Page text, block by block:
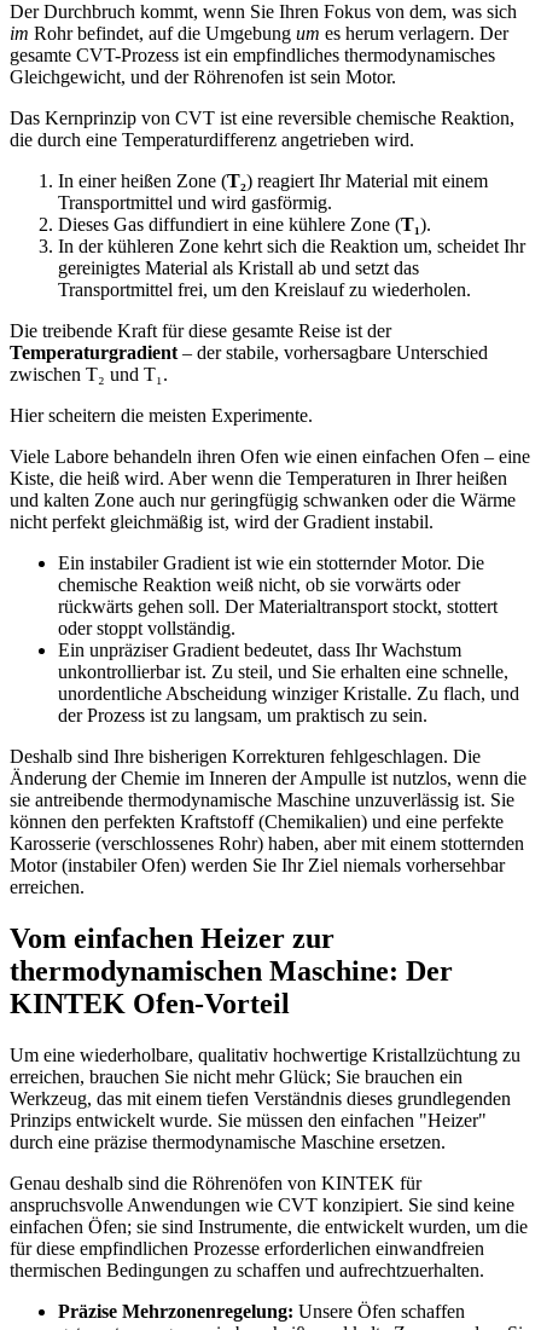
Der Durchbruch kommt, wenn Sie Ihren Fokus von dem, was sich
im Rohr befindet, auf die Umgebung um es herum verlagern. Der
gesamte CVT-Prozess ist ein empfindliches thermodynamisches
Gleichgewicht, und der Röhrenofen ist sein Motor.
Das Kernprinzip von CVT ist eine reversible chemische Reaktion,
die durch eine Temperaturdifferenz angetrieben wird.
In einer heißen Zone (T₂) reagiert Ihr Material mit einem
Transportmittel und wird gasförmig.
Dieses Gas diffundiert in eine kühlere Zone (T₁).
In der kühleren Zone kehrt sich die Reaktion um, scheidet Ihr
gereinigtes Material als Kristall ab und setzt das
Transportmittel frei, um den Kreislauf zu wiederholen.
Die treibende Kraft für diese gesamte Reise ist der
Temperaturgradient – der stabile, vorhersagbare Unterschied
zwischen T₂ und T₁.
Hier scheitern die meisten Experimente.
Viele Labore behandeln ihren Ofen wie einen einfachen Ofen – eine
Kiste, die heiß wird. Aber wenn die Temperaturen in Ihrer heißen
und kalten Zone auch nur geringfügig schwanken oder die Wärme
nicht perfekt gleichmäßig ist, wird der Gradient instabil.
Ein instabiler Gradient ist wie ein stotternder Motor. Die
chemische Reaktion weiß nicht, ob sie vorwärts oder
rückwärts gehen soll. Der Materialtransport stockt, stottert
oder stoppt vollständig.
Ein unpräziser Gradient bedeutet, dass Ihr Wachstum
unkontrollierbar ist. Zu steil, und Sie erhalten eine schnelle,
unordentliche Abscheidung winziger Kristalle. Zu flach, und
der Prozess ist zu langsam, um praktisch zu sein.
Deshalb sind Ihre bisherigen Korrekturen fehlgeschlagen. Die
Änderung der Chemie im Inneren der Ampulle ist nutzlos, wenn die
sie antreibende thermodynamische Maschine unzuverlässig ist. Sie
können den perfekten Kraftstoff (Chemikalien) und eine perfekte
Karosserie (verschlossenes Rohr) haben, aber mit einem stotternden
Motor (instabiler Ofen) werden Sie Ihr Ziel niemals vorhersehbar
erreichen.
Vom einfachen Heizer zur
thermodynamischen Maschine: Der
KINTEK Ofen-Vorteil
Um eine wiederholbare, qualitativ hochwertige Kristallzüchtung zu
erreichen, brauchen Sie nicht mehr Glück; Sie brauchen ein
Werkzeug, das mit einem tiefen Verständnis dieses grundlegenden
Prinzips entwickelt wurde. Sie müssen den einfachen "Heizer"
durch eine präzise thermodynamische Maschine ersetzen.
Genau deshalb sind die Röhrenöfen von KINTEK für
anspruchsvolle Anwendungen wie CVT konzipiert. Sie sind keine
einfachen Öfen; sie sind Instrumente, die entwickelt wurden, um die
für diese empfindlichen Prozesse erforderlichen einwandfreien
thermischen Bedingungen zu schaffen und aufrechtzuerhalten.
Präzise Mehrzonenregelung: Unsere Öfen schaffen